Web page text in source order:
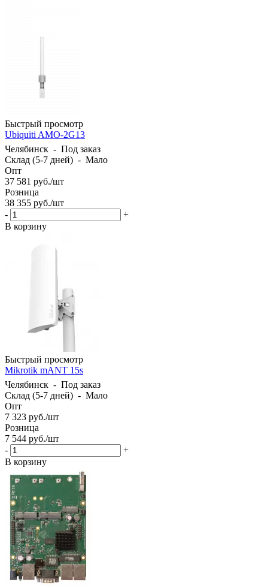
Быстрый просмотр
Ubiquiti AMO-2G13
Челябинск - Под заказ
Склад (5-7 дней) - Мало
Опт
37 581 руб./шт
Розница
38 355 руб./шт
-
+
В корзину
Быстрый просмотр
Mikrotik mANT 15s
Челябинск - Под заказ
Склад (5-7 дней) - Мало
Опт
7 323 руб./шт
Розница
7 544 руб./шт
-
+
В корзину